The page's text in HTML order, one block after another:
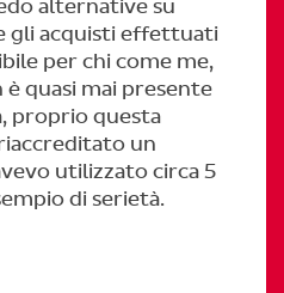
alternative su
gli acquisti effettuati
per chi come me,
è quasi mai presente
proprio questa
un
utilizzato circa 5
di serietà.